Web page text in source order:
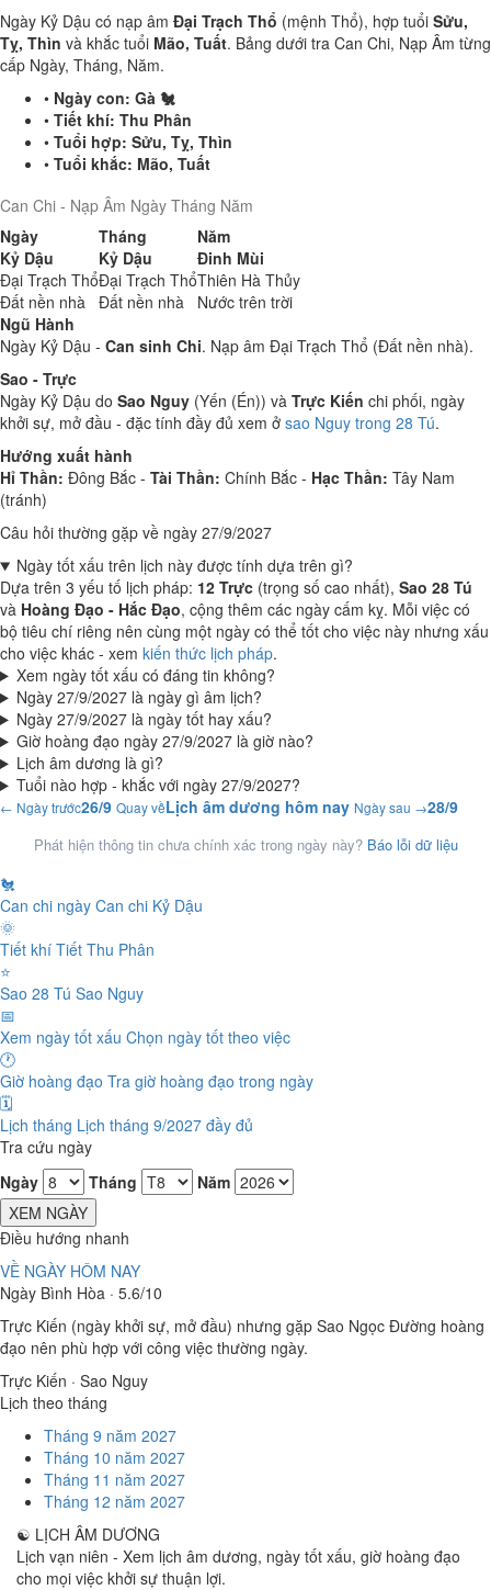
Ngày Kỷ Dậu có nạp âm Đại Trạch Thổ (mệnh Thổ), hợp tuổi Sửu,
Tỵ, Thìn và khắc tuổi Mão, Tuất. Bảng dưới tra Can Chi, Nạp Âm từng
cấp Ngày, Tháng, Năm.
• Ngày con: Gà 🐔
• Tiết khí: Thu Phân
• Tuổi hợp: Sửu, Tỵ, Thìn
• Tuổi khắc: Mão, Tuất
Can Chi - Nạp Âm Ngày Tháng Năm
Ngày
Tháng
Năm
Kỷ Dậu
Kỷ Dậu
Đinh Mùi
Đại Trạch ThổĐại Trạch ThổThiên Hà Thủy
Đất nền nhà Đất nền nhà
Nước trên trời
Ngũ Hành
Ngày Kỷ Dậu - Can sinh Chi. Nạp âm Đại Trạch Thổ (Đất nền nhà).
Sao - Trực
Ngày Kỷ Dậu do Sao Nguy (Yến (Én)) và Trực Kiến chi phối, ngày
khởi sự, mở đầu - đặc tính đầy đủ xem ở sao Nguy trong 28 Tú.
Hướng xuất hành
Hỉ Thần: Đông Bắc - Tài Thần: Chính Bắc - Hạc Thần: Tây Nam
(tránh)
Câu hỏi thường gặp về ngày 27/9/2027
Ngày tốt xấu trên lịch này được tính dựa trên gì?
Dựa trên 3 yếu tố lịch pháp: 12 Trực (trọng số cao nhất), Sao 28 Tú
và Hoàng Đạo - Hắc Đạo, cộng thêm các ngày cấm kỵ. Mỗi việc có
bộ tiêu chí riêng nên cùng một ngày có thể tốt cho việc này nhưng xấu
cho việc khác - xem kiến thức lịch pháp.
Xem ngày tốt xấu có đáng tin không?
Ngày 27/9/2027 là ngày gì âm lịch?
Ngày 27/9/2027 là ngày tốt hay xấu?
Giờ hoàng đạo ngày 27/9/2027 là giờ nào?
Lịch âm dương là gì?
Tuổi nào hợp - khắc với ngày 27/9/2027?
← Ngày trước26/9 Quay vềLịch âm dương hôm nay Ngày sau →28/9
Phát hiện thông tin chưa chính xác trong ngày này? Báo lỗi dữ liệu
🐔
Can chi ngày Can chi Kỷ Dậu
🌞
Tiết khí Tiết Thu Phân
⭐
Sao 28 Tú Sao Nguy
📅
Xem ngày tốt xấu Chọn ngày tốt theo việc
🕐
Giờ hoàng đạo Tra giờ hoàng đạo trong ngày
🗓️
Lịch tháng Lịch tháng 9/2027 đầy đủ
Tra cứu ngày
Ngày
Tháng
Năm
XEM NGÀY
Điều hướng nhanh
VỀ NGÀY HÔM NAY
Ngày Bình Hòa · 5.6/10
Trực Kiến (ngày khởi sự, mở đầu) nhưng gặp Sao Ngọc Đường hoàng
đạo nên phù hợp với công việc thường ngày.
Trực Kiến · Sao Nguy
Lịch theo tháng
Tháng 9 năm 2027
Tháng 10 năm 2027
Tháng 11 năm 2027
Tháng 12 năm 2027
☯ LỊCH ÂM DƯƠNG
Lịch vạn niên - Xem lịch âm dương, ngày tốt xấu, giờ hoàng đạo
cho mọi việc khởi sự thuận lợi.